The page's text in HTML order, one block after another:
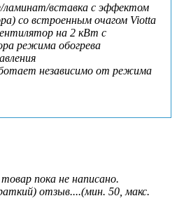
вставка с эффектом
со встроенным очагом Viotta
на 2 кВт с
режима обогрева
независимо от режима
пока не написано.
отзыв....(мин. 50, макс.